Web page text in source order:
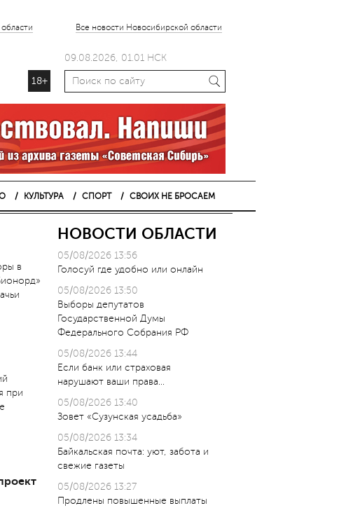
Все новости Новосибирской области
18+
09.08.2026, 01.01 НСК
КУЛЬТУРА СПОРТ СВОИХ НЕ БРОСАЕМ
в
при
НОВОСТИ ОБЛАСТИ
05/08/2026 13:56
Голосуй где удобно или онлайн
05/08/2026 13:50
Выборы депутатов
Государственной Думы
Федерального Собрания РФ
05/08/2026 13:44
Если банк или страховая
нарушают ваши права…
05/08/2026 13:40
Зовет «Сузунская усадьба»
05/08/2026 13:34
Байкальская почта: уют, забота и
свежие газеты
05/08/2026 13:27
Продлены повышенные выплаты